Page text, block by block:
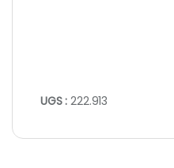
UGS :222.913